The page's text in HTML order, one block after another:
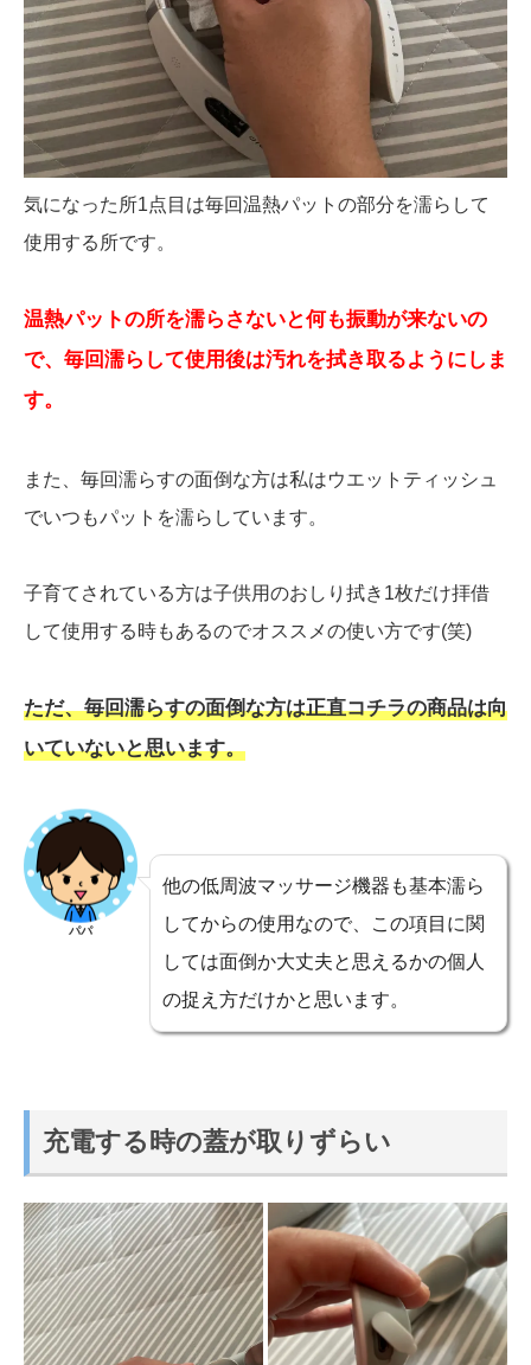
気になった所1点目は毎回温熱パットの部分を濡らして
使用する所です。
温熱パットの所を濡らさないと何も振動が来ないの
で、毎回濡らして使用後は汚れを拭き取るようにしま
す。
また、毎回濡らすの面倒な方は私はウエットティッシュ
でいつもパットを濡らしています。
子育てされている方は子供用のおしり拭き1枚だけ拝借
して使用する時もあるのでオススメの使い方です(笑)
ただ、毎回濡らすの面倒な方は正直コチラの商品は向
いていないと思います。
パパ
他の低周波マッサージ機器も基本濡ら
してからの使用なので、この項目に関
しては面倒か大丈夫と思えるかの個人
の捉え方だけかと思います。
充電する時の蓋が取りずらい